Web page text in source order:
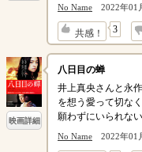
No Name 2022年01
共感！ 3
↓
映画詳細
八日目の蝉
井上真央さんと永
を想う愛って切な
願わずにいられな
No Name 2022年01